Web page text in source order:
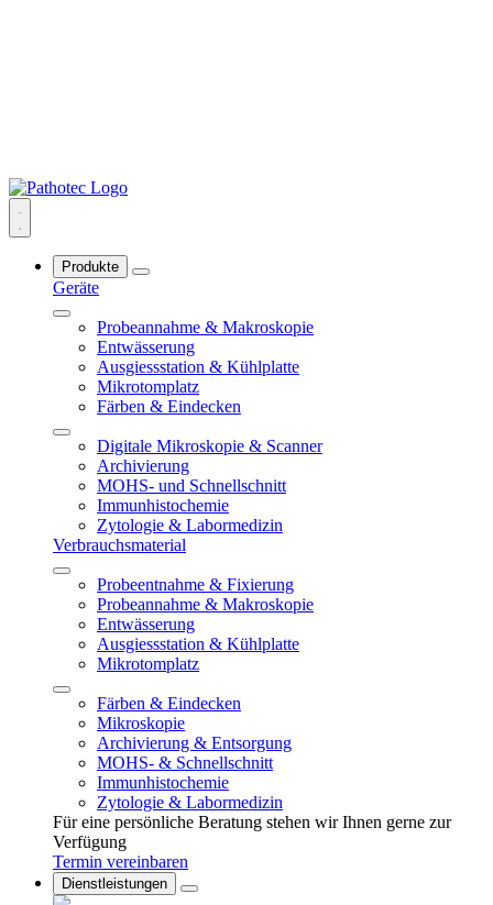
Produkte
Geräte
Probeannahme & Makroskopie
Entwässerung
Ausgiessstation & Kühlplatte
Mikrotomplatz
Färben & Eindecken
Digitale Mikroskopie & Scanner
Archivierung
MOHS- und Schnellschnitt
Immunhistochemie
Zytologie & Labormedizin
Verbrauchsmaterial
Probeentnahme & Fixierung
Probeannahme & Makroskopie
Entwässerung
Ausgiessstation & Kühlplatte
Mikrotomplatz
Färben & Eindecken
Mikroskopie
Archivierung & Entsorgung
MOHS- & Schnellschnitt
Immunhistochemie
Zytologie & Labormedizin
Für eine persönliche Beratung stehen wir Ihnen gerne zur
Verfügung
Termin vereinbaren
Dienstleistungen